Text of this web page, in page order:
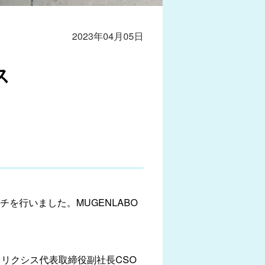
2023年04月05日
を行いました。MUGENLABO
クシス代表取締役副社長CSO